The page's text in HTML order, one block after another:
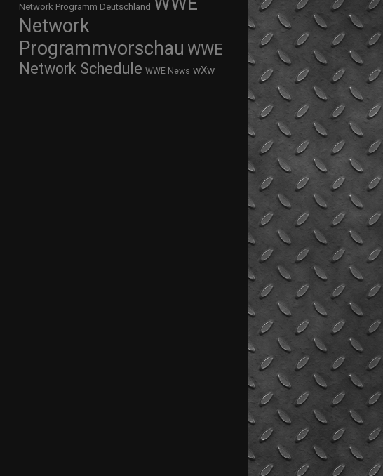
Network Programm Deutschland
Network
Programmvorschau WWE
Network Schedule WWE News wXw